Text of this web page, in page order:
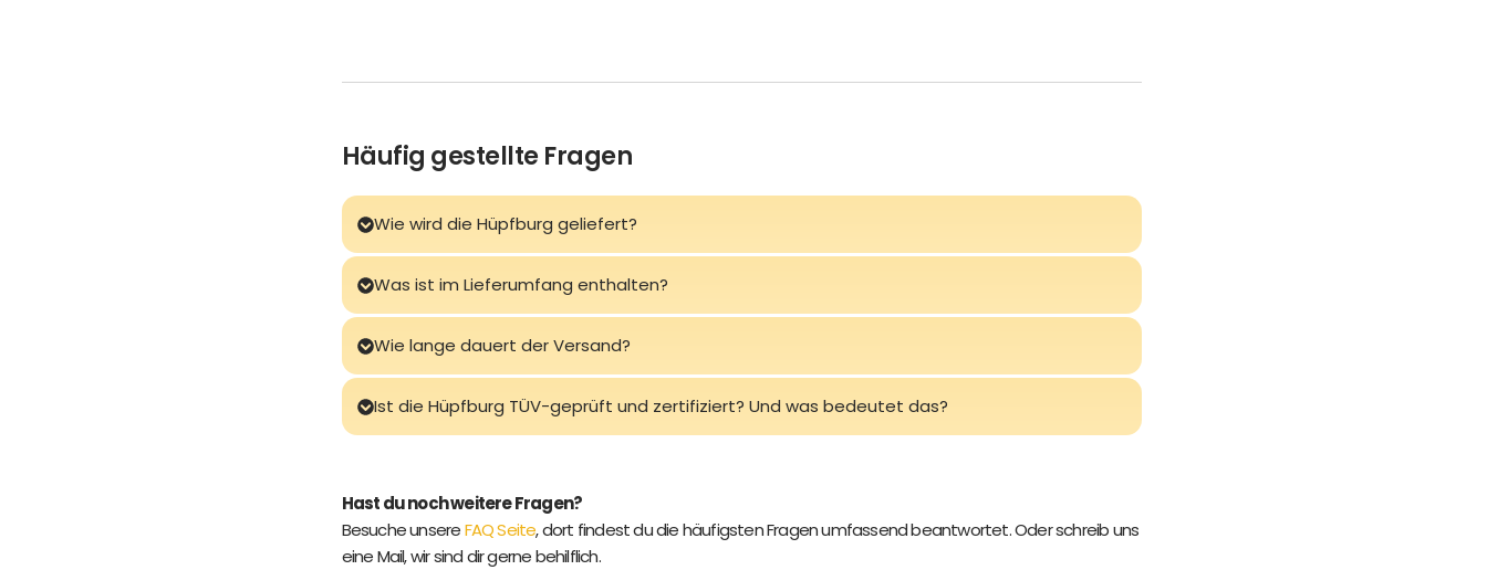
Häufig gestellte Fragen
Wie wird die Hüpfburg geliefert?
Was ist im Lieferumfang enthalten?
Wie lange dauert der Versand?
Ist die Hüpfburg TÜV-geprüft und zertifiziert? Und was bedeutet das?
Hast du noch weitere Fragen?
Besuche unsereFAQ Seite, dort findest du die häufigsten Fragen umfassend beantwortet. Oder schreib uns
eine Mail, wir sind dir gerne behilflich.